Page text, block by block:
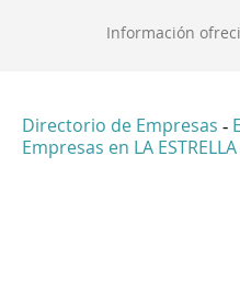
Información
Directorio de Empresas -
Empresas en LA ESTRELLA